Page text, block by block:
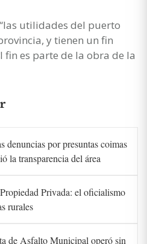
utilidades del puerto
y tienen un fin
fin es parte de la obra de la
por presuntas coimas
la transparencia del área
Privada: el oficialismo
rurales
de Asfalto Municipal operó sin